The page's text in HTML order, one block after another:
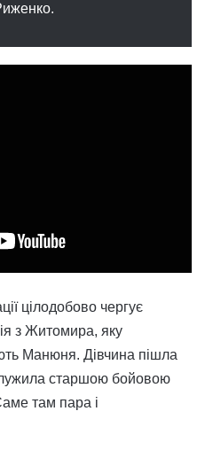
цілодобово чергує
з Житомира, яку
Манюня. Дівчина пішла
старшою бойовою
там пара і